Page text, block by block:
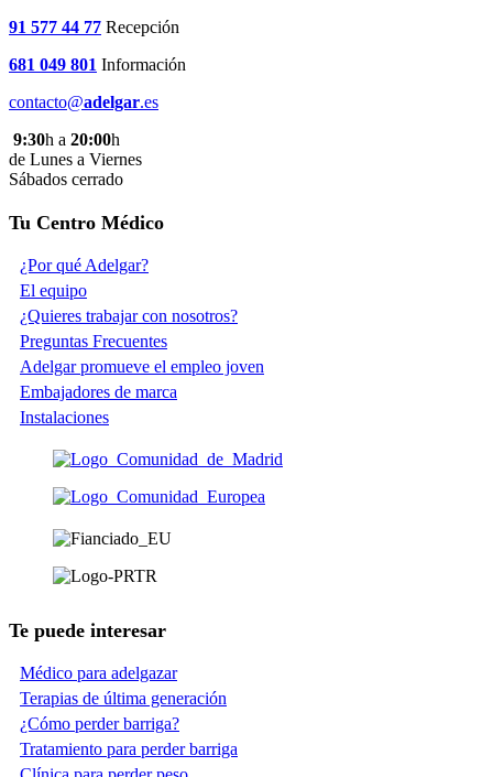
91 577 44 77 Recepción
681 049 801 Información
contacto@adelgar.es
9:30h a 20:00h
de Lunes a Viernes
Sábados cerrado
Tu Centro Médico
¿Por qué Adelgar?
El equipo
¿Quieres trabajar con nosotros?
Preguntas Frecuentes
Adelgar promueve el empleo joven
Embajadores de marca
Instalaciones
Te puede interesar
Médico para adelgazar
Terapias de última generación
¿Cómo perder barriga?
Tratamiento para perder barriga